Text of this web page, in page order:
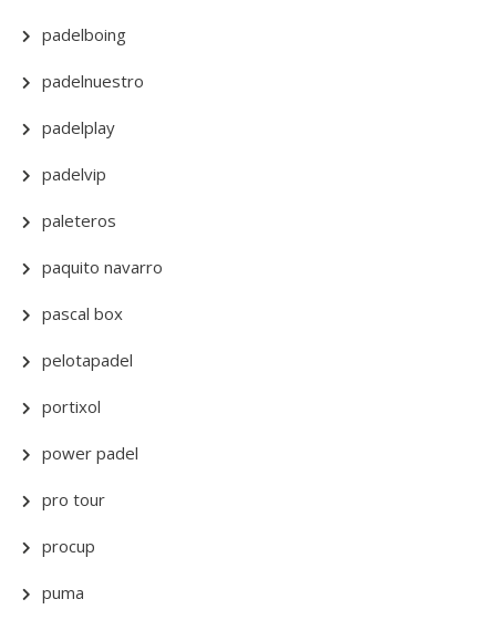
padelboing
padelnuestro
padelplay
padelvip
paleteros
paquito navarro
pascal box
pelotapadel
portixol
power padel
pro tour
procup
puma